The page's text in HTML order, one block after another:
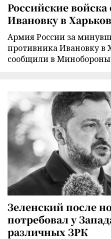
Российские
Ивановку в
Армия России за
противника Ивановку в
сообщили в
Зеленский после
потребовал у
различных ЗРК